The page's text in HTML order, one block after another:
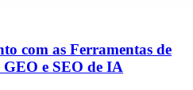
com as Ferramentas de
e SEO de IA